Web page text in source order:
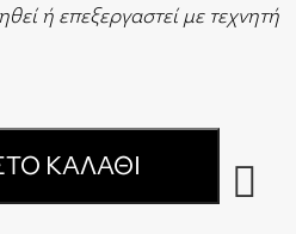
ή επεξεργαστεί με τεχνητή
ΚΑΛΆΘΙ